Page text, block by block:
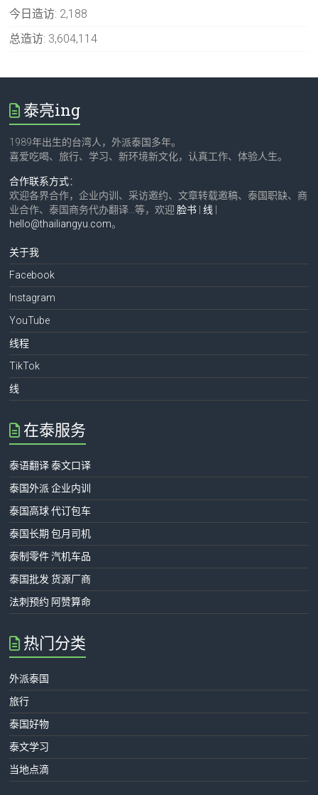
今日造访: 2,188
总造访: 3,604,114
泰亮ing
1989年出生的台湾人，外派泰国多年。
喜爱吃喝、旅行、学习、新环境新文化，认真工作、体验人生。
合作联系方式：
欢迎各界合作，企业内训、采访邀约、文章转载邀稿、泰国职缺、商
业合作、泰国商务代办翻译…等，欢迎 脸书 |线
hello@thailiangyu.com。
关于我
Facebook
Instagram
YouTube
线程
TikTok
线
在泰服务
泰语翻译 泰文口译
泰国外派 企业内训
泰国高球 代订包车
泰国长期 包月司机
泰制零件 汽机车品
泰国批发 货源厂商
法刺预约 阿赞算命
热门分类
外派泰国
旅行
泰国好物
泰文学习
当地点滴